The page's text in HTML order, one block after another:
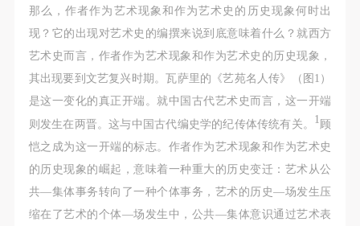
那么，作者作为艺术现象和作为艺术史的历史现象何时出
现？它的出现对艺术史的编撰来说到底意味着什么？就西方
艺术史而言，作者作为艺术现象和作为艺术史的历史现象，
其出现要到文艺复兴时期。瓦萨里的《艺苑名人传》（图1）
是这一变化的真正开端。就中国古代艺术史而言，这一开端
则发生在两晋。这与中国古代编史学的纪传体传统有关。 1 顾
恺之成为这一开端的标志。作者作为艺术现象和作为艺术史
的历史现象的崛起，意味着一种重大的历史变迁：艺术从公
共—集体事务转向了一种个体事务，艺术的历史—场发生压
缩在了艺术的个体—场发生中，公共—集体意识通过艺术表
（3）、乙方为甲方拍摄中央美术学院公共教育部所
有公教活动。
二、拍摄内容、使用形式、使用地域范围
（1）、拍摄内容 乙方拍摄的带有甲方肖像的作品内
容包括：①中央美术学院美术馆②中央美术学院校园
内○3由中央美术学院公共教育部策划或执行的一切活
动。
（2）、使用形式 用于中央美术学院图书出版、销售
附带光盘及宣传资料。
（3）、使用地域范围
（3）、乙方为甲方拍摄中央美术学院公共教育部所
有公教活动。
二、拍摄内容、使用形式、使用地域范围
（1）、拍摄内容 乙方拍摄的带有甲方肖像的作品内
容包括：①中央美术学院美术馆②中央美术学院校园
内○3由中央美术学院公共教育部策划或执行的一切活
动。
（2）、使用形式 用于中央美术学院图书出版、销售
附带光盘及宣传资料。
（3）、使用地域范围
（3）、乙方为甲方拍摄中央美术学院公共教育部所
有公教活动。
二、拍摄内容、使用形式、使用地域范围
（1）、拍摄内容 乙方拍摄的带有甲方肖像的作品内
容包括：①中央美术学院美术馆②中央美术学院校园
内○3由中央美术学院公共教育部策划或执行的一切活
动。
（2）、使用形式 用于中央美术学院图书出版、销售
附带光盘及宣传资料。
（3）、使用地域范围